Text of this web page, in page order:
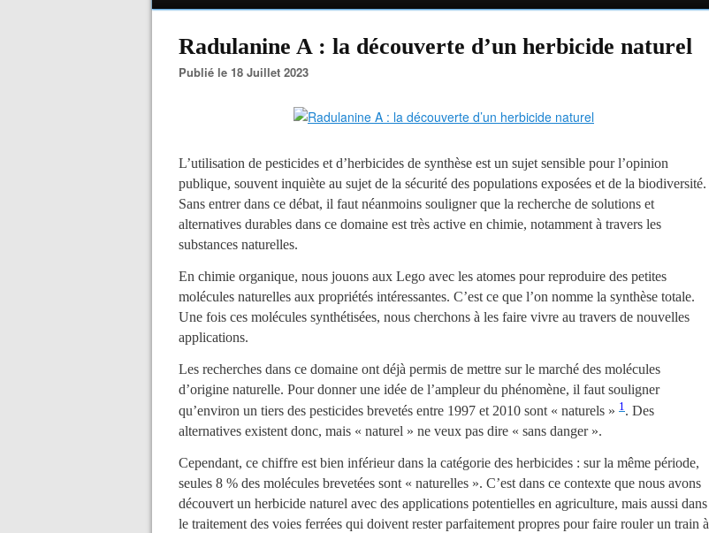
Radulanine A : la découverte d’un herbicide naturel
Publié le 18 Juillet 2023
L’utilisation de pesticides et d’herbicides de synthèse est un sujet sensible pour l’opinion
publique, souvent inquiète au sujet de la sécurité des populations exposées et de la biodiversité.
Sans entrer dans ce débat, il faut néanmoins souligner que la recherche de solutions et
alternatives durables dans ce domaine est très active en chimie, notamment à travers les
substances naturelles.
En chimie organique, nous jouons aux Lego avec les atomes pour reproduire des petites
molécules naturelles aux propriétés intéressantes. C’est ce que l’on nomme la synthèse totale.
Une fois ces molécules synthétisées, nous cherchons à les faire vivre au travers de nouvelles
applications.
Les recherches dans ce domaine ont déjà permis de mettre sur le marché des molécules
d’origine naturelle. Pour donner une idée de l’ampleur du phénomène, il faut souligner
qu’environ un tiers des pesticides brevetés entre 1997 et 2010 sont « naturels » 1. Des
alternatives existent donc, mais « naturel » ne veux pas dire « sans danger ».
Cependant, ce chiffre est bien inférieur dans la catégorie des herbicides : sur la même période,
seules 8 % des molécules brevetées sont « naturelles ». C’est dans ce contexte que nous avons
découvert un herbicide naturel avec des applications potentielles en agriculture, mais aussi dans
le traitement des voies ferrées qui doivent rester parfaitement propres pour faire rouler un train à